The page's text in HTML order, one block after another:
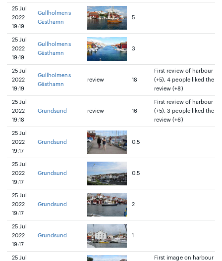
25 Jul
2022
19:19
Gullholmens
Gästhamn
5
25 Jul
2022
19:19
Gullholmens
Gästhamn
3
25 Jul
2022
19:19
Gullholmens
Gästhamn
review 18
First review of harbour
(+5), 4 people liked the
review (+8)
25 Jul
2022
19:18
Grundsund review 16
First review of harbour
(+5), 3 people liked the
review (+6)
25 Jul
2022
19:17
Grundsund 0.5
25 Jul
2022
19:17
Grundsund 0.5
25 Jul
2022
19:17
Grundsund 2
25 Jul
2022
19:17
Grundsund 1
25 Jul
First image on harbour